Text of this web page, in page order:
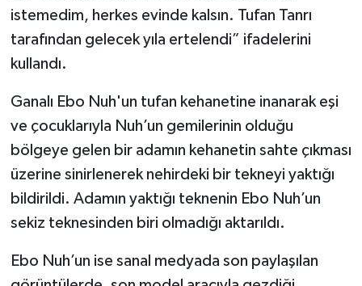
istemedim, herkes evinde kalsın. Tufan Tanrı
tarafından gelecek yıla ertelendi” ifadelerini
kullandı.
Ganalı Ebo Nuh'un tufan kehanetine inanarak eşi
ve çocuklarıyla Nuh’un gemilerinin olduğu
bölgeye gelen bir adamın kehanetin sahte çıkması
üzerine sinirlenerek nehirdeki bir tekneyi yaktığı
bildirildi. Adamın yaktığı teknenin Ebo Nuh’un
sekiz teknesinden biri olmadığı aktarıldı.
Ebo Nuh’un ise sanal medyada son paylaşılan